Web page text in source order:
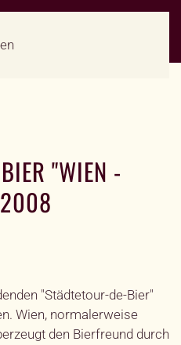
"WIEN -
"Städtetour-de-Bier"
Wien, normalerweise
den Bierfreund durch